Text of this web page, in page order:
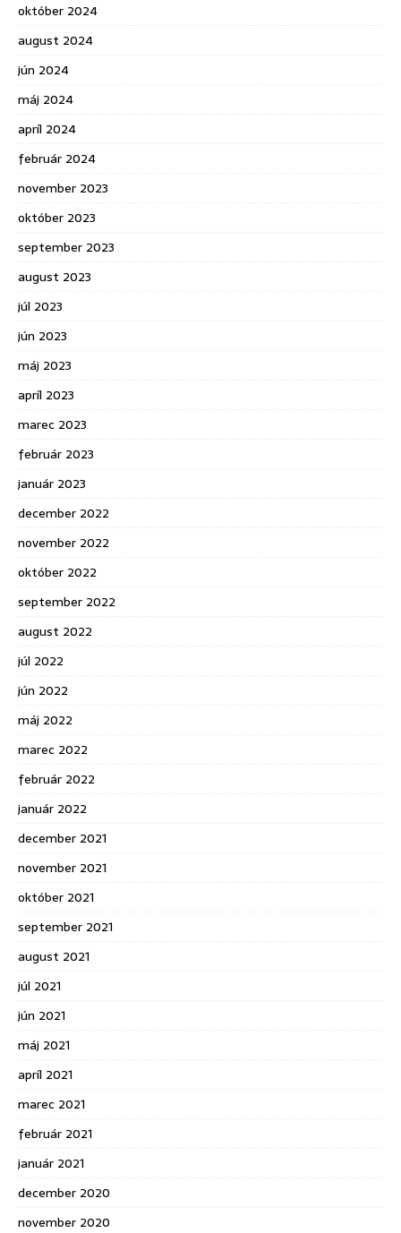
október 2024
august 2024
jún 2024
máj 2024
apríl 2024
február 2024
november 2023
október 2023
september 2023
august 2023
júl 2023
jún 2023
máj 2023
apríl 2023
marec 2023
február 2023
január 2023
december 2022
november 2022
október 2022
september 2022
august 2022
júl 2022
jún 2022
máj 2022
marec 2022
február 2022
január 2022
december 2021
november 2021
október 2021
september 2021
august 2021
júl 2021
jún 2021
máj 2021
apríl 2021
marec 2021
február 2021
január 2021
december 2020
november 2020